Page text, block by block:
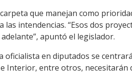
que manejan como
las intendencias. “Esos dos
apuntó el legislador.
oficialista en diputados se
Interior, entre otros, necesitarán